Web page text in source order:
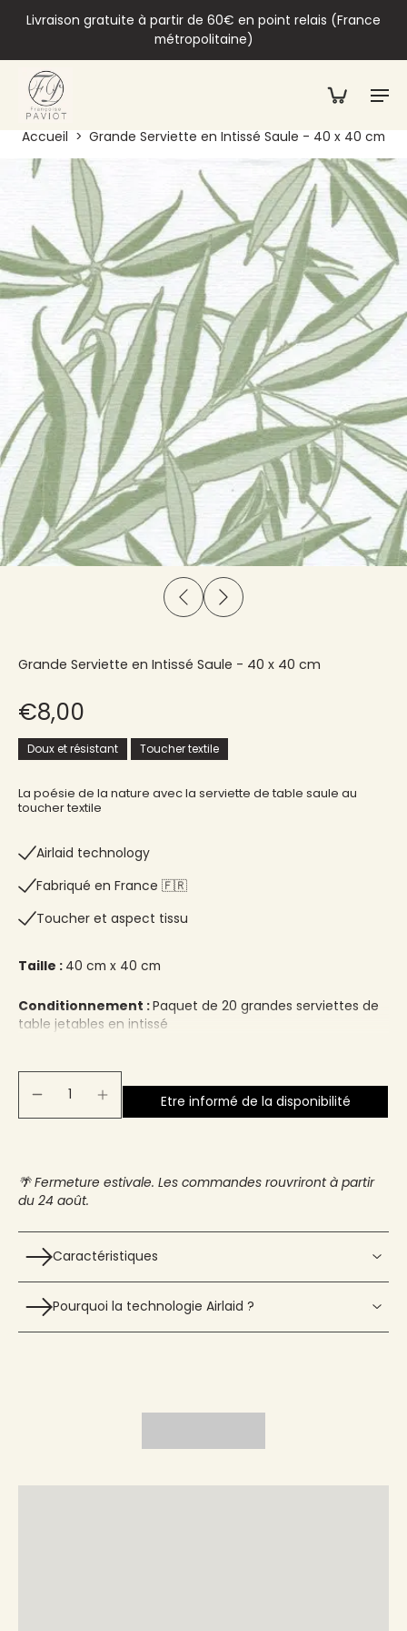
Livraison gratuite à partir de 60€ en point relais (France
métropolitaine)
Accueil > Grande Serviette en Intissé Saule - 40 x 40 cm
Grande Serviette en Intissé Saule - 40 x 40 cm
€8,00
Doux et résistant Toucher textile
La poésie de la nature avec la serviette de table saule au
toucher textile
Airlaid technology
Fabriqué en France 🇫🇷​
Toucher et aspect tissu
Taille : 40 cm x 40 cm
Conditionnement :Paquet de 20 grandes serviettes de
table jetables en intissé
Etre informé de la disponibilité
🌴 Fermeture estivale. Les commandes rouvriront à partir
du 24 août.
Caractéristiques
Pourquoi la technologie Airlaid ?